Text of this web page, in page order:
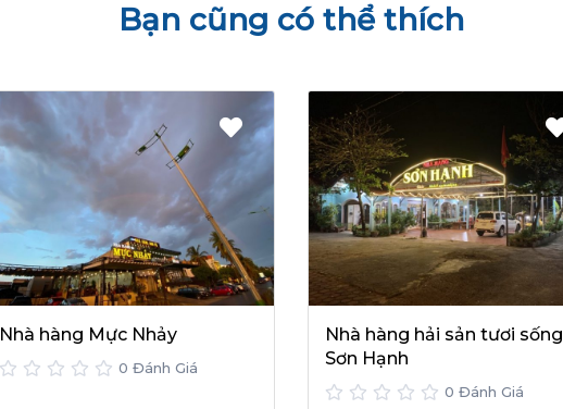
Bạn cũng có thể thích
Nhà hàng Mực Nhảy
0 Đánh Giá
Nhà hàng hải sản tươi sống
Sơn Hạnh
0 Đánh Giá